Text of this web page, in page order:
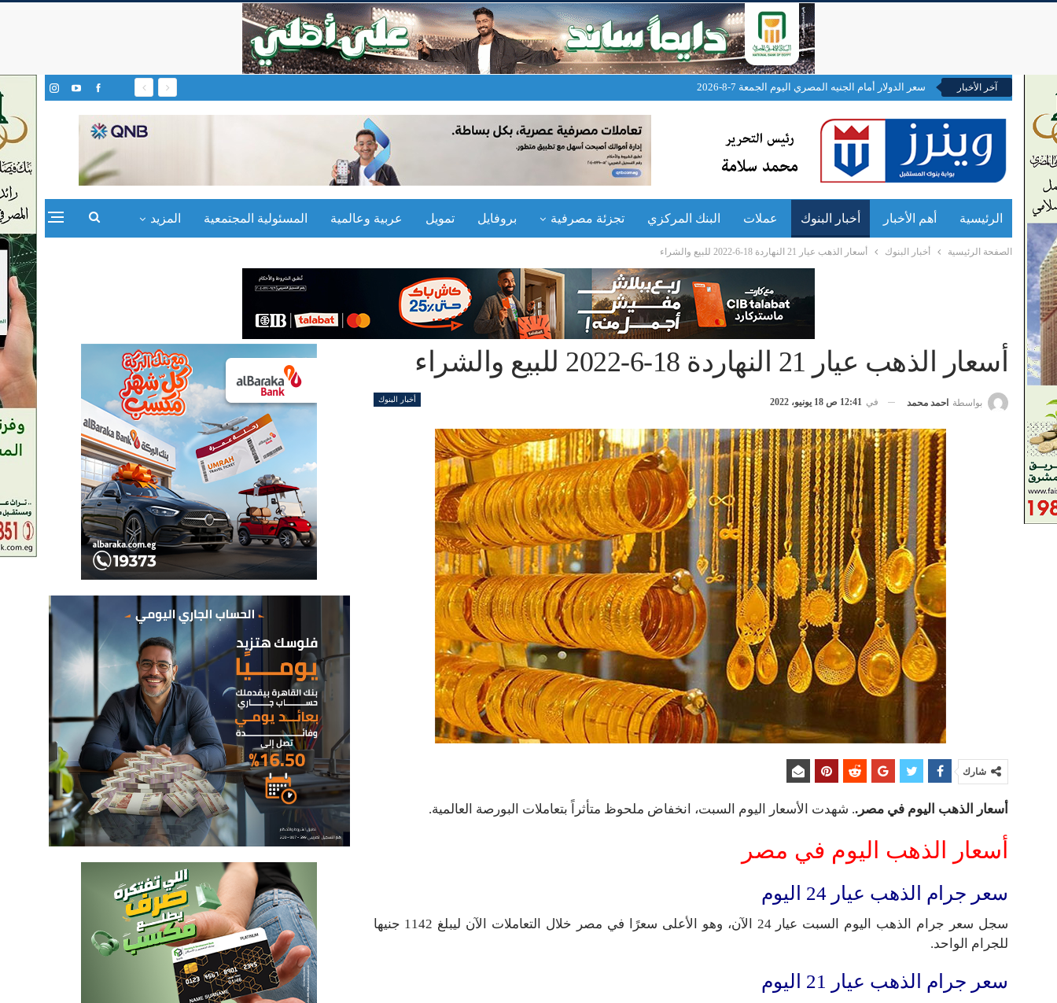
آخر الأخبار سعر الدولار أمام الجنيه المصري اليوم الجمعة 7-8-2026
الرئيسية أهم الأخبار أخبار البنوك عملات البنك المركزي تجزئة مصرفية بروفايل تمويل عربية وعالمية المسئولية المجتمعية المزيد
الصفحة الرئيسية أخبار البنوك أسعار الذهب عيار 21 النهاردة 18-6-2022 للبيع والشراء
أسعار الذهب عيار 21 النهاردة 18-6-2022 للبيع والشراء
أخبار البنوك بواسطة احمد محمد في 12:41 ص 18 يونيو، 2022
شارك
أسعار الذهب اليوم في مصر.. شهدت الأسعار اليوم السبت، انخفاض ملحوظ متأثراً بتعاملات البورصة العالمية.
أسعار الذهب اليوم في مصر
سعر جرام الذهب عيار 24 اليوم
سجل سعر جرام الذهب اليوم السبت عيار 24 الآن، وهو الأعلى سعرًا في مصر خلال التعاملات الآن ليبلغ 1142 جنيها
للجرام الواحد.
سعر جرام الذهب عيار 21 اليوم